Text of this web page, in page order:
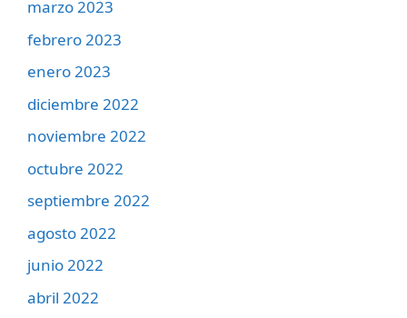
marzo 2023
febrero 2023
enero 2023
diciembre 2022
noviembre 2022
octubre 2022
septiembre 2022
agosto 2022
junio 2022
abril 2022